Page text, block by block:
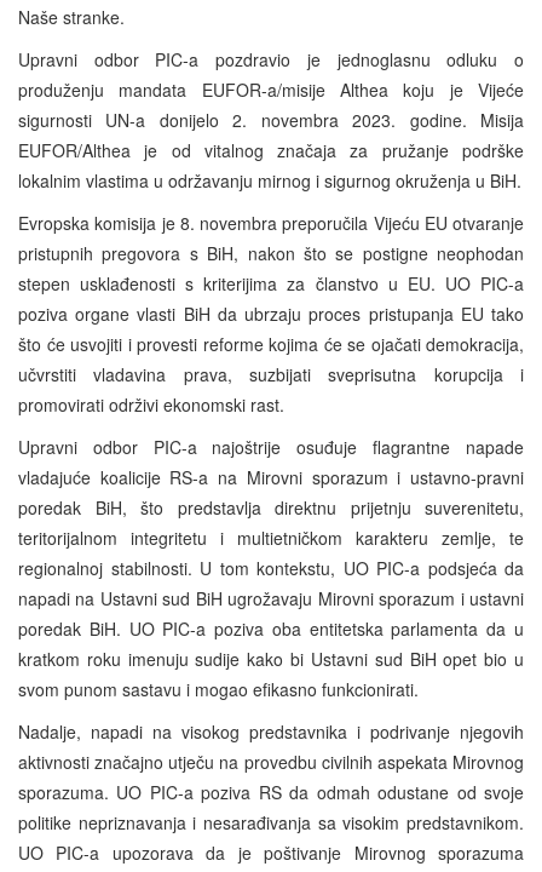
Naše stranke.
Upravni odbor PIC-a pozdravio je jednoglasnu odluku o
produženju mandata EUFOR-a/misije Althea koju je Vijeće
sigurnosti UN-a donijelo 2. novembra 2023. godine. Misija
EUFOR/Althea je od vitalnog značaja za pružanje podrške
lokalnim vlastima u održavanju mirnog i sigurnog okruženja u BiH.
Evropska komisija je 8. novembra preporučila Vijeću EU otvaranje
pristupnih pregovora s BiH, nakon što se postigne neophodan
stepen usklađenosti s kriterijima za članstvo u EU. UO PIC-a
poziva organe vlasti BiH da ubrzaju proces pristupanja EU tako
što će usvojiti i provesti reforme kojima će se ojačati demokracija,
učvrstiti vladavina prava, suzbijati sveprisutna korupcija i
promovirati održivi ekonomski rast.
Upravni odbor PIC-a najoštrije osuđuje flagrantne napade
vladajuće koalicije RS-a na Mirovni sporazum i ustavno-pravni
poredak BiH, što predstavlja direktnu prijetnju suverenitetu,
teritorijalnom integritetu i multietničkom karakteru zemlje, te
regionalnoj stabilnosti. U tom kontekstu, UO PIC-a podsjeća da
napadi na Ustavni sud BiH ugrožavaju Mirovni sporazum i ustavni
poredak BiH. UO PIC-a poziva oba entitetska parlamenta da u
kratkom roku imenuju sudije kako bi Ustavni sud BiH opet bio u
svom punom sastavu i mogao efikasno funkcionirati.
Nadalje, napadi na visokog predstavnika i podrivanje njegovih
aktivnosti značajno utječu na provedbu civilnih aspekata Mirovnog
sporazuma. UO PIC-a poziva RS da odmah odustane od svoje
politike nepriznavanja i nesarađivanja sa visokim predstavnikom.
UO PIC-a upozorava da je poštivanje Mirovnog sporazuma